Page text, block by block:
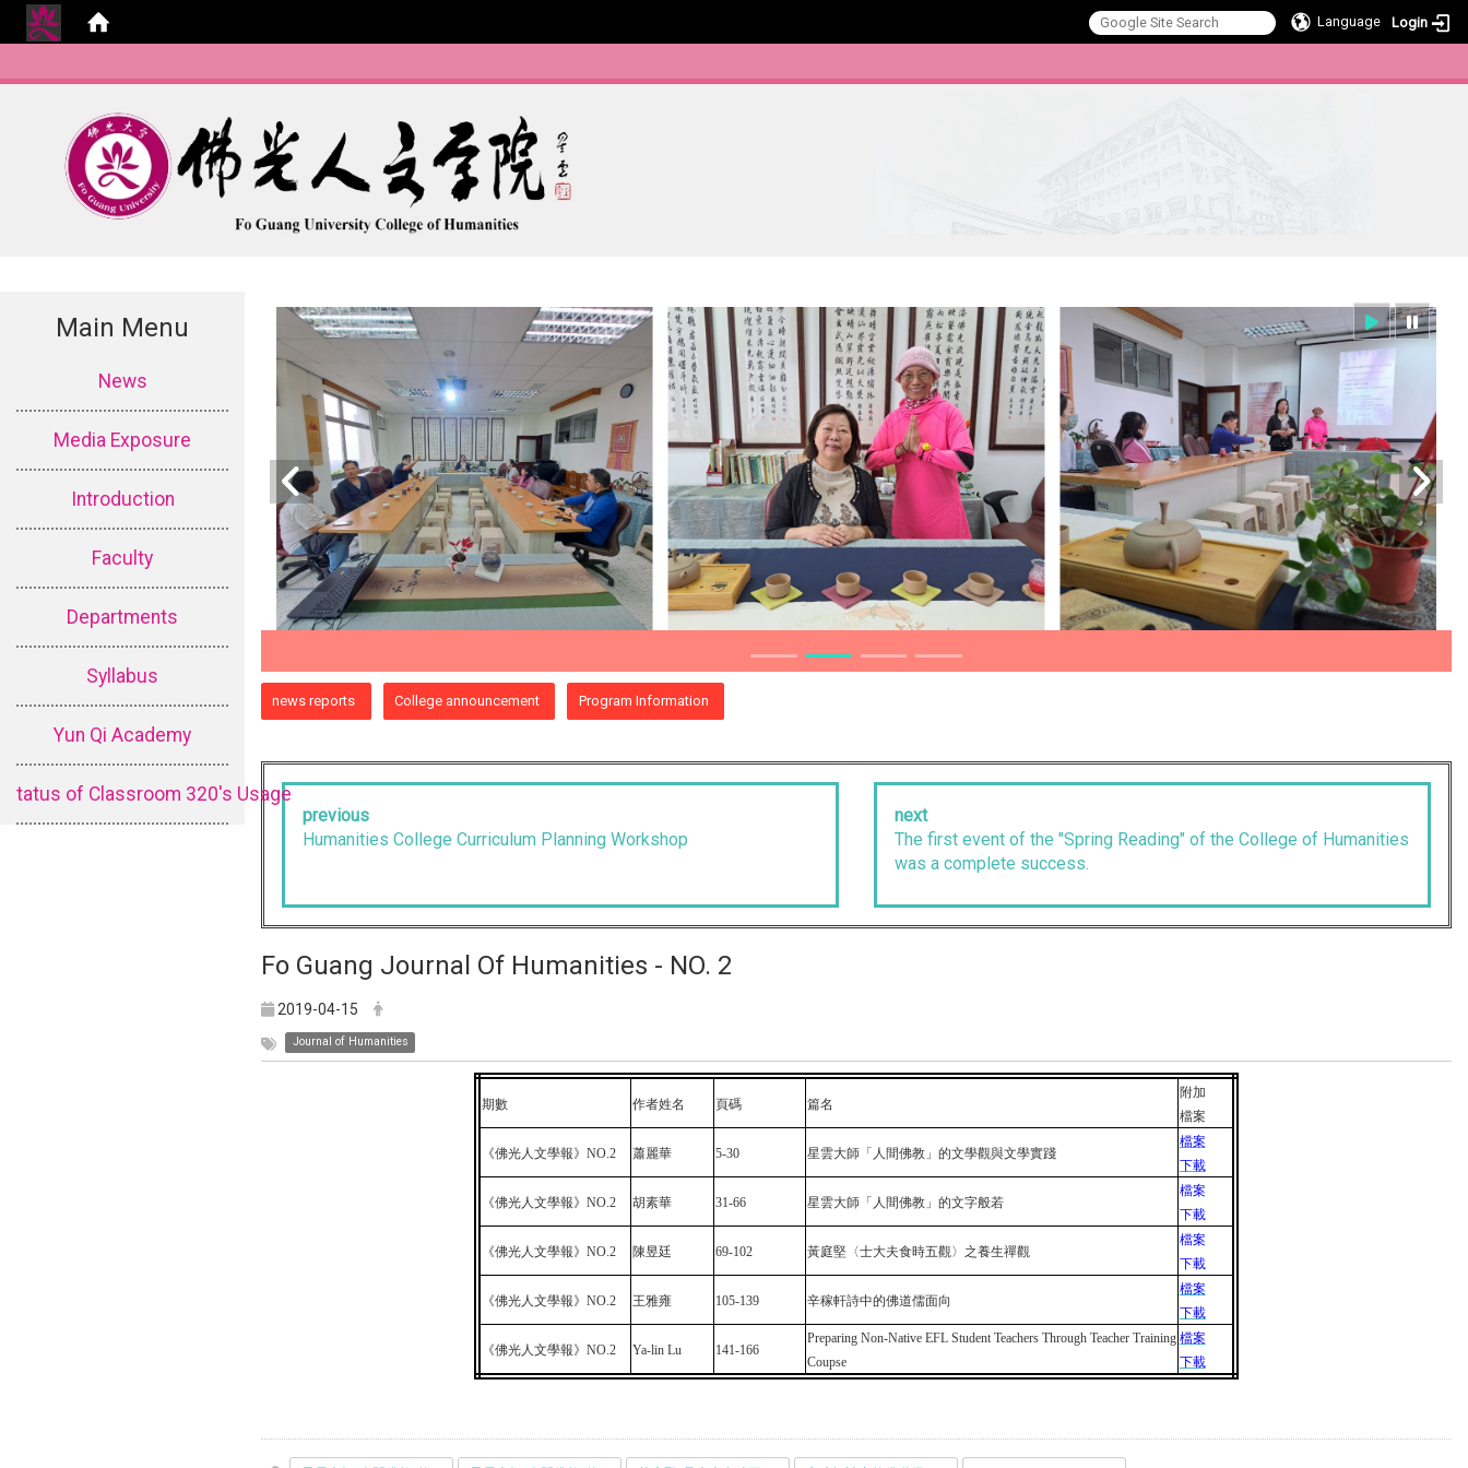
Language Login
Main Menu
News
Media Exposure
Introduction
Faculty
Departments
Syllabus
Yun Qi Academy
tatus of Classroom 320's Usage
news reports College announcement Program Information
previous
Humanities College Curriculum Planning Workshop
next
The first event of the "Spring Reading" of the College of Humanities
was a complete success.
Fo Guang Journal Of Humanities - NO. 2
2019-04-15
Journal of Humanities
期數 作者姓名 頁碼 篇名
附加
檔案
《佛光人文學報》NO.2 蕭麗華 5-30 星雲大師「人間佛教」的文學觀與文學實踐
檔案
下載
《佛光人文學報》NO.2 胡素華 31-66 星雲大師「人間佛教」的文字般若
檔案
下載
《佛光人文學報》NO.2 陳昱廷 69-102 黃庭堅〈士大夫食時五觀〉之養生禪觀
檔案
下載
《佛光人文學報》NO.2 王雅雍 105-139 辛稼軒詩中的佛道儒面向
檔案
下載
《佛光人文學報》NO.2 Ya-lin Lu 141-166
Preparing Non-Native EFL Student Teachers Through Teacher Training
Coupse
檔案
下載